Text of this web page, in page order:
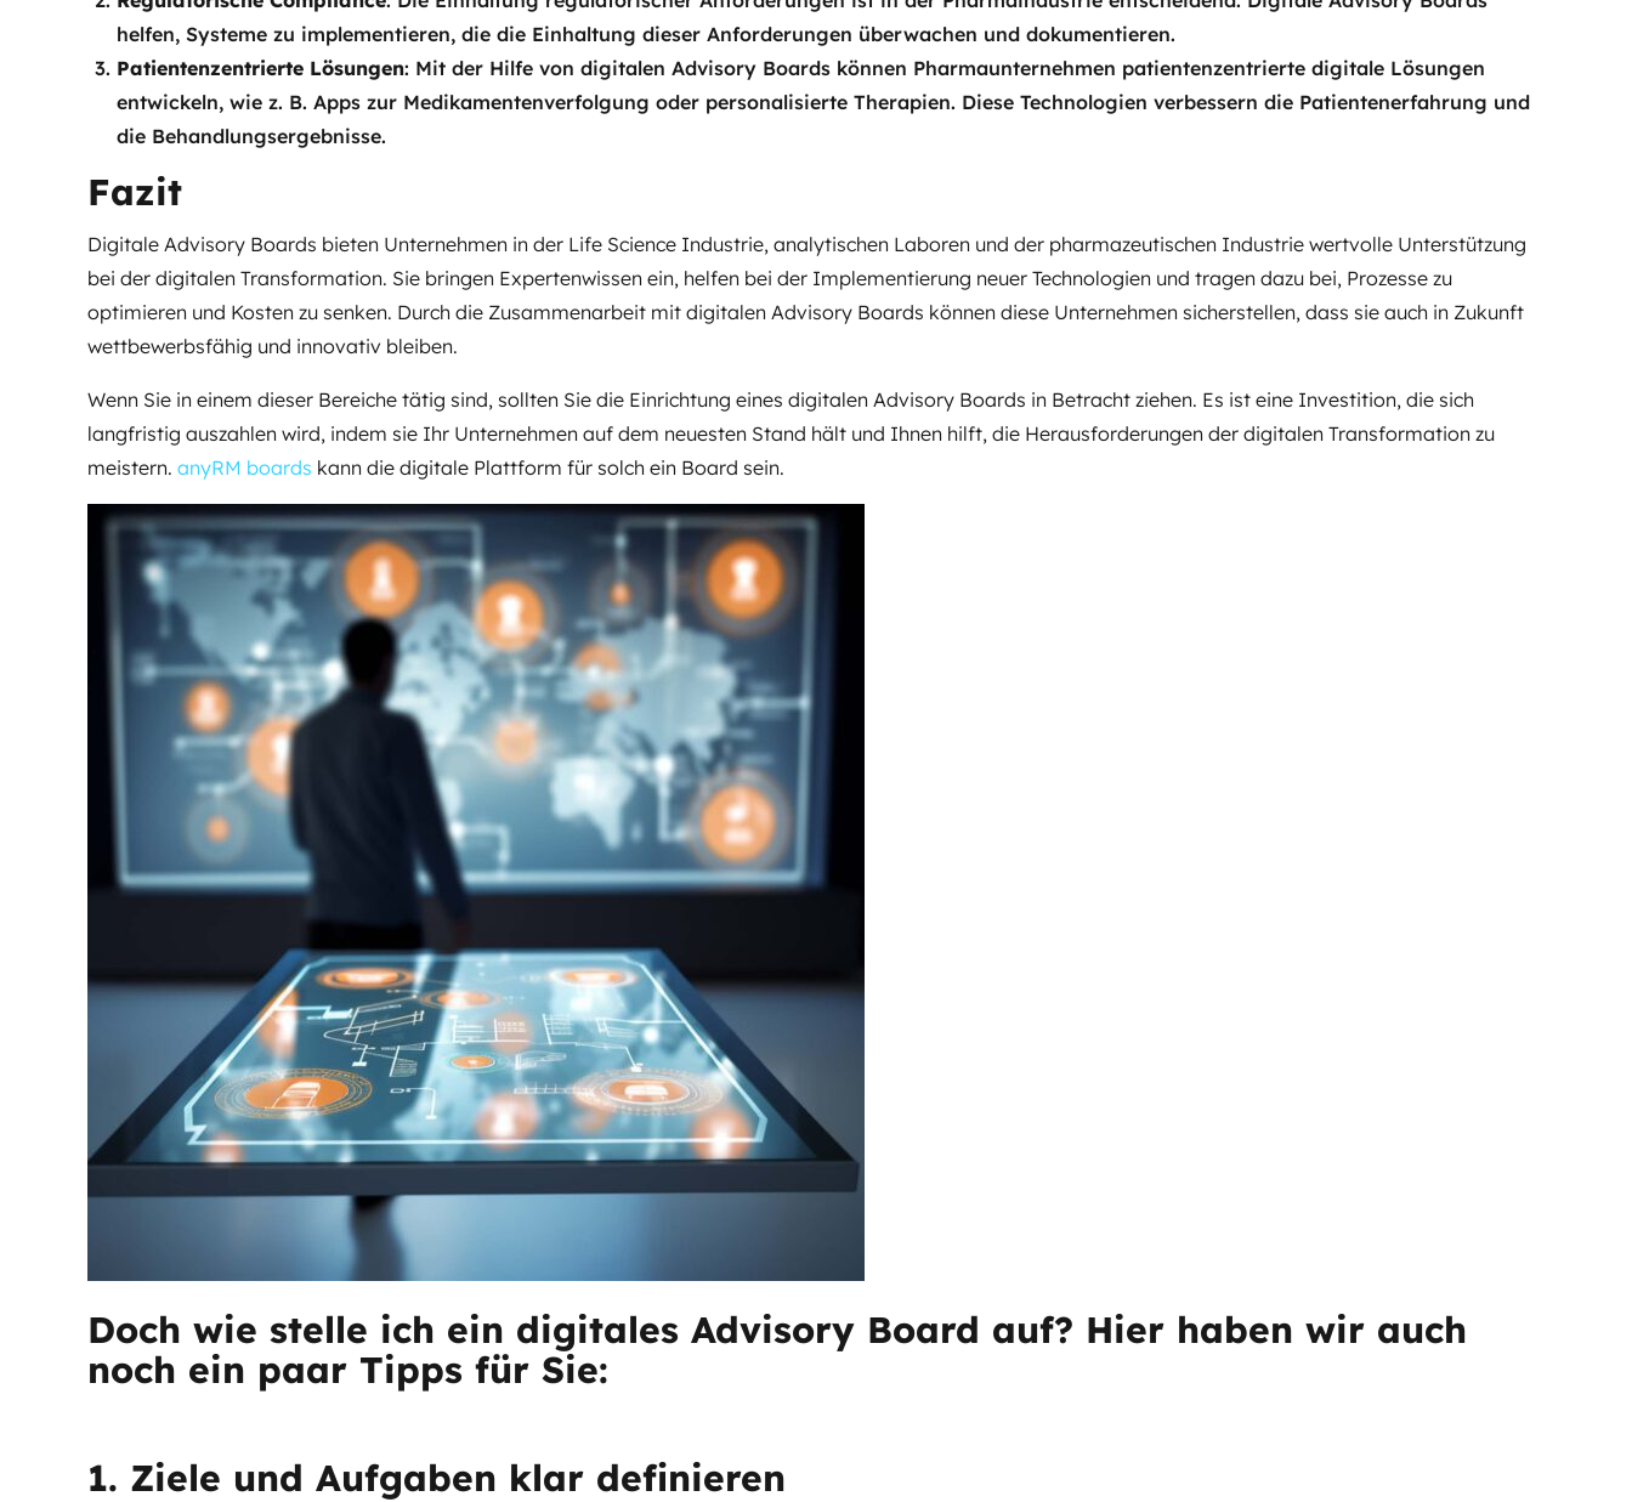
helfen, Systeme zu implementieren, die die Einhaltung dieser Anforderungen überwachen und dokumentieren.
Patientenzentrierte Lösungen: Mit der Hilfe von digitalen Advisory Boards können Pharmaunternehmen patientenzentrierte digitale Lösungen
entwickeln, wie z. B. Apps zur Medikamentenverfolgung oder personalisierte Therapien. Diese Technologien verbessern die Patientenerfahrung und
die Behandlungsergebnisse.
Fazit
Digitale Advisory Boards bieten Unternehmen in der Life Science Industrie, analytischen Laboren und der pharmazeutischen Industrie wertvolle Unterstützung
bei der digitalen Transformation. Sie bringen Expertenwissen ein, helfen bei der Implementierung neuer Technologien und tragen dazu bei, Prozesse zu
optimieren und Kosten zu senken. Durch die Zusammenarbeit mit digitalen Advisory Boards können diese Unternehmen sicherstellen, dass sie auch in Zukunft
wettbewerbsfähig und innovativ bleiben.
Wenn Sie in einem dieser Bereiche tätig sind, sollten Sie die Einrichtung eines digitalen Advisory Boards in Betracht ziehen. Es ist eine Investition, die sich
langfristig auszahlen wird, indem sie Ihr Unternehmen auf dem neuesten Stand hält und Ihnen hilft, die Herausforderungen der digitalen Transformation zu
meistern. anyRM boards kann die digitale Plattform für solch ein Board sein.
Doch wie stelle ich ein digitales Advisory Board auf? Hier haben wir auch
noch ein paar Tipps für Sie:
1. Ziele und Aufgaben klar definieren